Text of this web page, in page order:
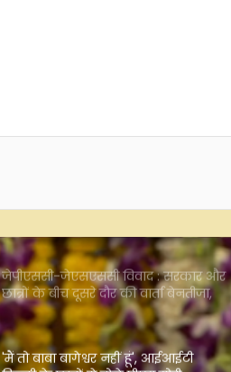
'लोहिया के विचारों को त्याग परिवारवाद को
छात्रों के बीच दूसरे दौर की वार्ता बेनतीजा,
आंदोलन 15वें दिन भी जारी
'मैं तो बाबा बागेश्वर नहीं हूं', आईआईटी
दिल्ली के छात्रों से बोले पीएम मोदी